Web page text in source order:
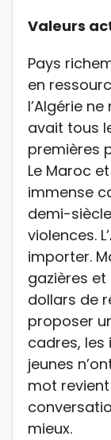
Valeurs
Pays
en
l’Algérie
avait tous
premières
Le Maroc
im­mense
demi-
violences.
importer.
gazières et
dollars de
proposer
cadres, les
jeunes
mot
mieux.